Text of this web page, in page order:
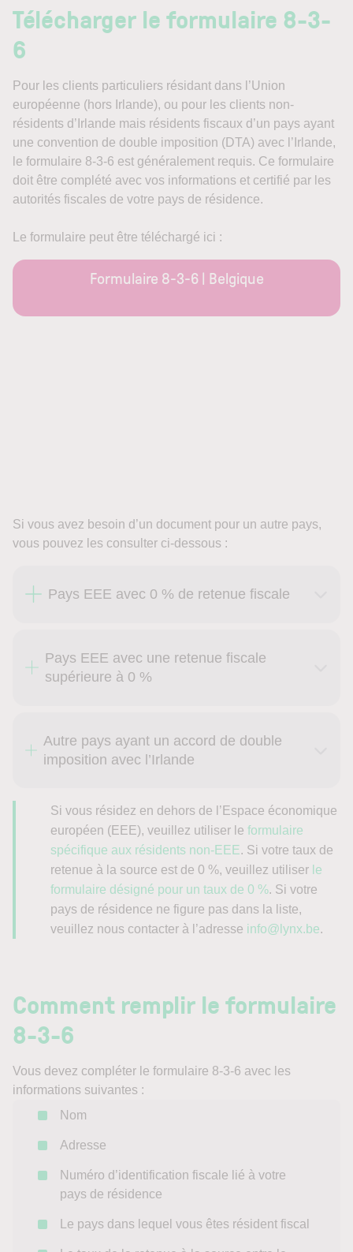
Télécharger le formulaire 8-3-
6
Pour les clients particuliers résidant dans l’Union
européenne (hors Irlande), ou pour les clients non-
résidents d’Irlande mais résidents fiscaux d’un pays ayant
une convention de double imposition (DTA) avec l’Irlande,
le formulaire 8-3-6 est généralement requis. Ce formulaire
doit être complété avec vos informations et certifié par les
autorités fiscales de votre pays de résidence.
Le formulaire peut être téléchargé ici :
Formulaire 8-3-6 | Belgique
Si vous avez besoin d’un document pour un autre pays,
vous pouvez les consulter ci-dessous :
Pays EEE avec 0 % de retenue fiscale
Pays EEE avec une retenue fiscale
supérieure à 0 %
Autre pays ayant un accord de double
imposition avec l’Irlande
Si vous résidez en dehors de l’Espace économique
européen (EEE), veuillez utiliser le formulaire
spécifique aux résidents non-EEE. Si votre taux de
retenue à la source est de 0 %, veuillez utiliser le
formulaire désigné pour un taux de 0 %. Si votre
pays de résidence ne figure pas dans la liste,
veuillez nous contacter à l’adresse info@lynx.be.
Comment remplir le formulaire
8-3-6
Vous devez compléter le formulaire 8-3-6 avec les
informations suivantes :
Nom
Adresse
Numéro d’identification fiscale lié à votre
pays de résidence
Le pays dans lequel vous êtes résident fiscal